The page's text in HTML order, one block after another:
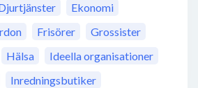
Ekonomi
Frisörer
Grossister
Hälsa
Ideella organisationer
Inredningsbutiker